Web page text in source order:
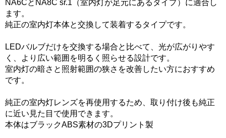
NA6CとNA8C sr.1（室内灯が足元にあるタイプ）に適合し
ます。
純正の室内灯本体と交換して装着するタイプです。
LEDバルブだけを交換する場合と比べて、光が広がりやす
く、より広い範囲を明るく照らせる設計です。
室内灯の暗さと照射範囲の狭さを改善したい方におすすめ
です。
純正の室内灯レンズを再使用するため、取り付け後も純正
に近い見た目で使用できます。
本体はブラックABS素材の3Dプリント製